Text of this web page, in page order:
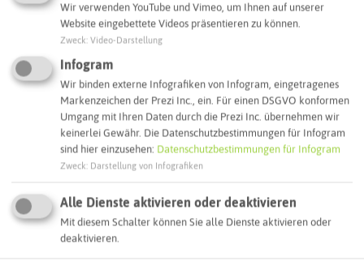
Was ihr hier noch erleben könnt
HERTEN
Wir verwenden YouTube und Vimeo, um Ihnen auf unserer
Website eingebettete Videos präsentieren zu können.
Zweck Video-Darstellung
Infogram
Wir binden externe Infografiken von Infogram, eingetragenes
Markenzeichen der Prezi Inc., ein. Für einen DSGVO konformen
Umgang mit Ihren Daten durch die Prezi Inc. übernehmen wir
keinerlei Gewähr. Die Datenschutzbestimmungen für Infogram
sind hier einzusehen: Datenschutzbestimmungen für Infogram
Zweck Darstellung von Infografiken
Alle Dienste aktivieren oder deaktivieren
Mit diesem Schalter können Sie alle Dienste aktivieren oder
deaktivieren.